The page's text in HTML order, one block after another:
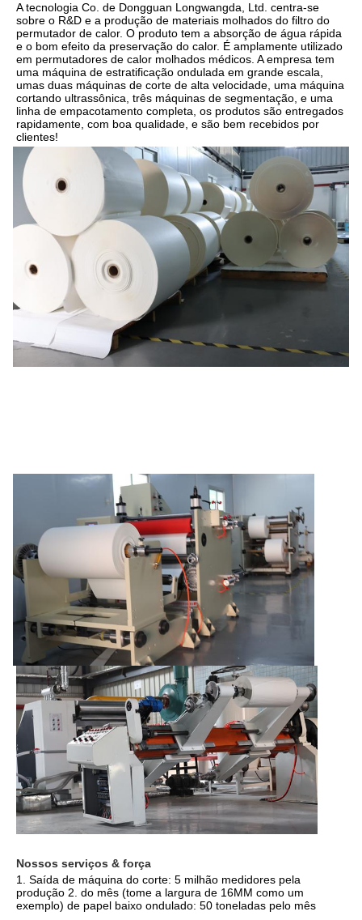
A tecnologia Co. de Dongguan Longwangda, Ltd. centra-se
sobre o R&D e a produção de materiais molhados do filtro do
permutador de calor. O produto tem a absorção de água rápida
e o bom efeito da preservação do calor. É amplamente utilizado
em permutadores de calor molhados médicos. A empresa tem
uma máquina de estratificação ondulada em grande escala,
umas duas máquinas de corte de alta velocidade, uma máquina
cortando ultrassônica, três máquinas de segmentação, e uma
linha de empacotamento completa, os produtos são entregados
rapidamente, com boa qualidade, e são bem recebidos por
clientes!
Nossos serviços & força
1. Saída de máquina do corte: 5 milhão medidores pela
produção 2. do mês (tome a largura de 16MM como um
exemplo) de papel baixo ondulado: 50 toneladas pelo mês